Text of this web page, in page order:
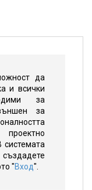
да
и всички
за
за
"Вход".